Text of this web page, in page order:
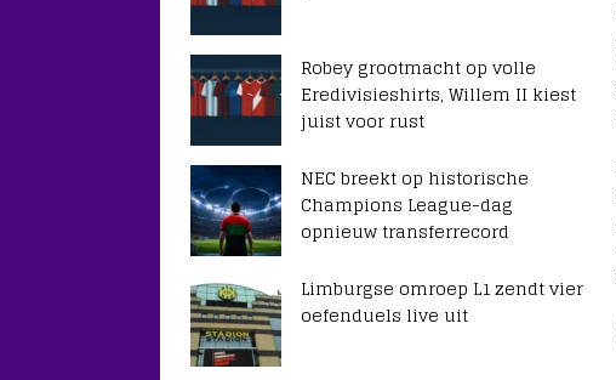
Robey grootmacht op volle
Eredivisieshirts, Willem II kiest
juist voor rust
NEC breekt op historische
Champions League-dag
opnieuw transferrecord
Limburgse omroep L1 zendt vier
oefenduels live uit